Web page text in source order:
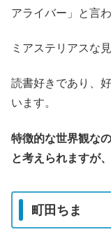
アライバー」と言
ミアステリアスな
読書好きであり、
います。
特徴的な世界観な
と考えられますが
町田ちま